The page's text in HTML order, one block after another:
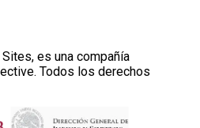
es una compañía
Todos los derechos